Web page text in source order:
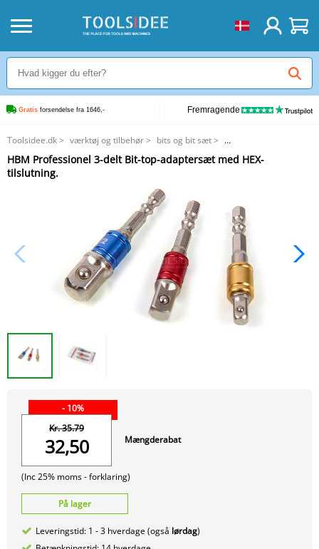
Gratis forsendelse fra 1646,- Fremragende
Toolsidee.dk> værktøj og tilbehør> bits og bit sæt>
HBM Professionel 3-delt Bit-top-adaptersæt med HEX-tilslutning.
HBM Professionel 3-delt Bit-top-adaptersæt med HEX-
tilslutning.
- 10%
Kr. 35.79
32,50
(Inc 25% moms -forklaring)
Mængderabat
På lager
Leveringstid: 1 - 3 hverdage (også lørdag)